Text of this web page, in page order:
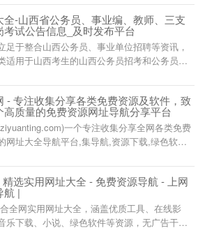
全-山西省公务员、事业编、教师、三支
考试公告信息_及时发布平台
足于整合山西公务员、事业单位招聘等资讯，
适用于山西考生的山西公务员招考和公务员招
- 专注收集分享各类免费资源及软件，致
高质量的免费资源网址导航分享平台
一个专注收集分享全网各类免费
网址大全导航平台,集导航,资源下载,绿色软件,
已收录数千实用网址,是目前非常全面的资源下
及网址收录的资源网导航平台。
选实用网址大全 - 免费资源导航 - 上网
航 |
全网实用网址大全，涵盖优质工具、在线影
乐下载、小说、绿色软件等资源，无广告干